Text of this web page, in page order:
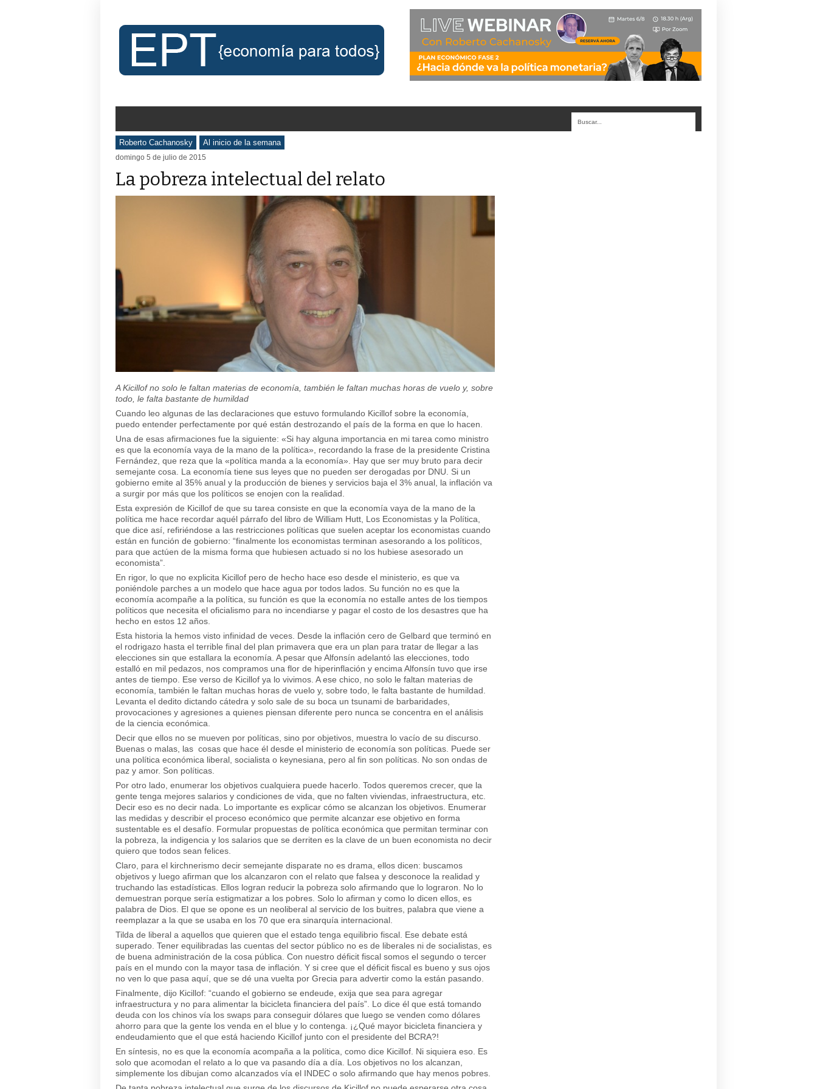
Roberto Cachanosky Al inicio de la semana
domingo 5 de julio de 2015
La pobreza intelectual del relato
A Kicillof no solo le faltan materias de economía, también le faltan muchas horas de vuelo y, sobre
todo, le falta bastante de humildad
Cuando leo algunas de las declaraciones que estuvo formulando Kicillof sobre la economía,
puedo entender perfectamente por qué están destrozando el país de la forma en que lo hacen.
Una de esas afirmaciones fue la siguiente: «Si hay alguna importancia en mi tarea como ministro
es que la economía vaya de la mano de la política», recordando la frase de la presidente Cristina
Fernández, que reza que la «política manda a la economía». Hay que ser muy bruto para decir
semejante cosa. La economía tiene sus leyes que no pueden ser derogadas por DNU. Si un
gobierno emite al 35% anual y la producción de bienes y servicios baja el 3% anual, la inflación va
a surgir por más que los políticos se enojen con la realidad.
Esta expresión de Kicillof de que su tarea consiste en que la economía vaya de la mano de la
política me hace recordar aquél párrafo del libro de William Hutt, Los Economistas y la Política,
que dice así, refiriéndose a las restricciones políticas que suelen aceptar los economistas cuando
están en función de gobierno: “finalmente los economistas terminan asesorando a los políticos,
para que actúen de la misma forma que hubiesen actuado si no los hubiese asesorado un
economista”.
En rigor, lo que no explicita Kicillof pero de hecho hace eso desde el ministerio, es que va
poniéndole parches a un modelo que hace agua por todos lados. Su función no es que la
economía acompañe a la política, su función es que la economía no estalle antes de los tiempos
políticos que necesita el oficialismo para no incendiarse y pagar el costo de los desastres que ha
hecho en estos 12 años.
Esta historia la hemos visto infinidad de veces. Desde la inflación cero de Gelbard que terminó en
el rodrigazo hasta el terrible final del plan primavera que era un plan para tratar de llegar a las
elecciones sin que estallara la economía. A pesar que Alfonsín adelantó las elecciones, todo
estalló en mil pedazos, nos compramos una flor de hiperinflación y encima Alfonsín tuvo que irse
antes de tiempo. Ese verso de Kicillof ya lo vivimos. A ese chico, no solo le faltan materias de
economía, también le faltan muchas horas de vuelo y, sobre todo, le falta bastante de humildad.
Levanta el dedito dictando cátedra y solo sale de su boca un tsunami de barbaridades,
provocaciones y agresiones a quienes piensan diferente pero nunca se concentra en el análisis
de la ciencia económica.
Decir que ellos no se mueven por políticas, sino por objetivos, muestra lo vacío de su discurso.
Buenas o malas, las cosas que hace él desde el ministerio de economía son políticas. Puede ser
una política económica liberal, socialista o keynesiana, pero al fin son políticas. No son ondas de
paz y amor. Son políticas.
Por otro lado, enumerar los objetivos cualquiera puede hacerlo. Todos queremos crecer, que la
gente tenga mejores salarios y condiciones de vida, que no falten viviendas, infraestructura, etc.
Decir eso es no decir nada. Lo importante es explicar cómo se alcanzan los objetivos. Enumerar
las medidas y describir el proceso económico que permite alcanzar ese objetivo en forma
sustentable es el desafío. Formular propuestas de política económica que permitan terminar con
la pobreza, la indigencia y los salarios que se derriten es la clave de un buen economista no decir
quiero que todos sean felices.
Claro, para el kirchnerismo decir semejante disparate no es drama, ellos dicen: buscamos
objetivos y luego afirman que los alcanzaron con el relato que falsea y desconoce la realidad y
truchando las estadísticas. Ellos logran reducir la pobreza solo afirmando que lo lograron. No lo
demuestran porque sería estigmatizar a los pobres. Solo lo afirman y como lo dicen ellos, es
palabra de Dios. El que se opone es un neoliberal al servicio de los buitres, palabra que viene a
reemplazar a la que se usaba en los 70 que era sinarquía internacional.
Tilda de liberal a aquellos que quieren que el estado tenga equilibrio fiscal. Ese debate está
superado. Tener equilibradas las cuentas del sector público no es de liberales ni de socialistas, es
de buena administración de la cosa pública. Con nuestro déficit fiscal somos el segundo o tercer
país en el mundo con la mayor tasa de inflación. Y si cree que el déficit fiscal es bueno y sus ojos
no ven lo que pasa aquí, que se dé una vuelta por Grecia para advertir como la están pasando.
Finalmente, dijo Kicillof: “cuando el gobierno se endeude, exija que sea para agregar
infraestructura y no para alimentar la bicicleta financiera del país”. Lo dice él que está tomando
deuda con los chinos vía los swaps para conseguir dólares que luego se venden como dólares
ahorro para que la gente los venda en el blue y lo contenga. ¡¿Qué mayor bicicleta financiera y
endeudamiento que el que está haciendo Kicillof junto con el presidente del BCRA?!
En síntesis, no es que la economía acompaña a la política, como dice Kicillof. Ni siquiera eso. Es
solo que acomodan el relato a lo que va pasando día a día. Los objetivos no los alcanzan,
simplemente los dibujan como alcanzados vía el INDEC o solo afirmando que hay menos pobres.